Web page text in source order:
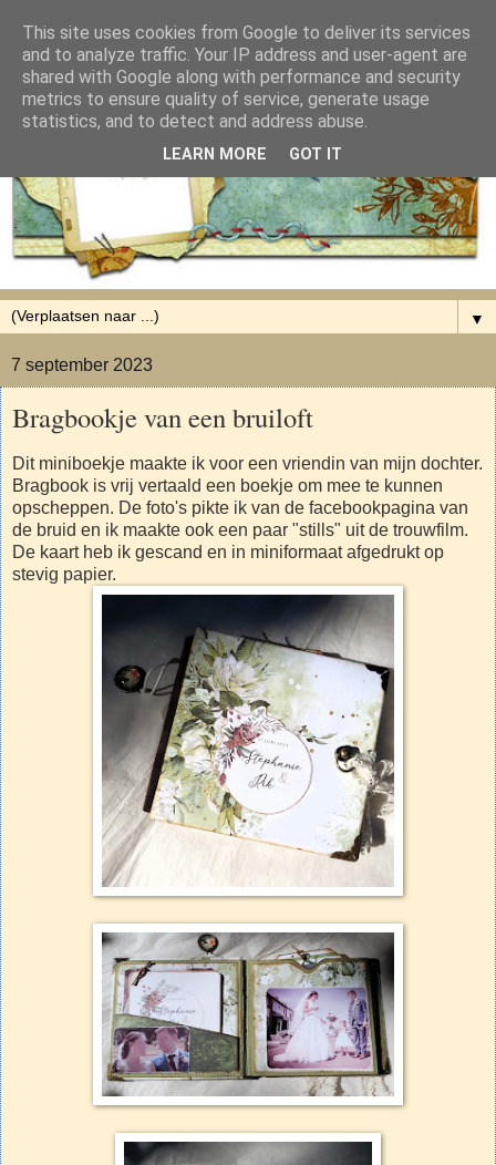
▼
7 september 2023
Bragbookje van een bruiloft
Dit miniboekje maakte ik voor een vriendin van mijn dochter.
Bragbook is vrij vertaald een boekje om mee te kunnen
opscheppen. De foto's pikte ik van de facebookpagina van
de bruid en ik maakte ook een paar "stills" uit de trouwfilm.
De kaart heb ik gescand en in miniformaat afgedrukt op
stevig papier.
This site uses cookies from Google to deliver its services
and to analyze traffic. Your IP address and user-agent are
shared with Google along with performance and security
metrics to ensure quality of service, generate usage
statistics, and to detect and address abuse.
LEARN MORE GOT IT